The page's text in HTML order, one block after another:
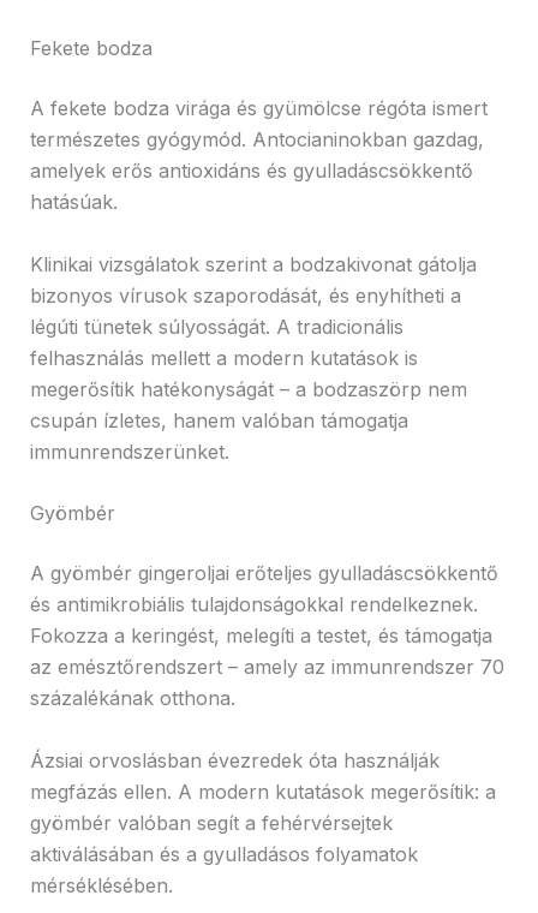
Fekete bodza
A fekete bodza virága és gyümölcse régóta ismert
természetes gyógymód. Antocianinokban gazdag,
amelyek erős antioxidáns és gyulladáscsökkentő
hatásúak.
Klinikai vizsgálatok szerint a bodzakivonat gátolja
bizonyos vírusok szaporodását, és enyhítheti a
légúti tünetek súlyosságát. A tradicionális
felhasználás mellett a modern kutatások is
megerősítik hatékonyságát – a bodzaszörp nem
csupán ízletes, hanem valóban támogatja
immunrendszerünket.
Gyömbér
A gyömbér gingeroljai erőteljes gyulladáscsökkentő
és antimikrobiális tulajdonságokkal rendelkeznek.
Fokozza a keringést, melegíti a testet, és támogatja
az emésztőrendszert – amely az immunrendszer 70
százalékának otthona.
Ázsiai orvoslásban évezredek óta használják
megfázás ellen. A modern kutatások megerősítik: a
gyömbér valóban segít a fehérvérsejtek
aktiválásában és a gyulladásos folyamatok
mérséklésében.